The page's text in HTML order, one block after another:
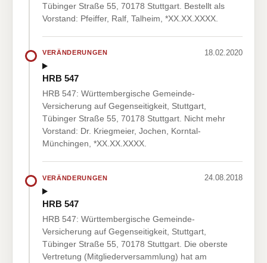
Tübinger Straße 55, 70178 Stuttgart. Bestellt als
Vorstand: Pfeiffer, Ralf, Talheim, *XX.XX.XXXX.
VERÄNDERUNGEN 18.02.2020
HRB 547
HRB 547: Württembergische Gemeinde-
Versicherung auf Gegenseitigkeit, Stuttgart,
Tübinger Straße 55, 70178 Stuttgart. Nicht mehr
Vorstand: Dr. Kriegmeier, Jochen, Korntal-
Münchingen, *XX.XX.XXXX.
VERÄNDERUNGEN 24.08.2018
HRB 547
HRB 547: Württembergische Gemeinde-
Versicherung auf Gegenseitigkeit, Stuttgart,
Tübinger Straße 55, 70178 Stuttgart. Die oberste
Vertretung (Mitgliederversammlung) hat am